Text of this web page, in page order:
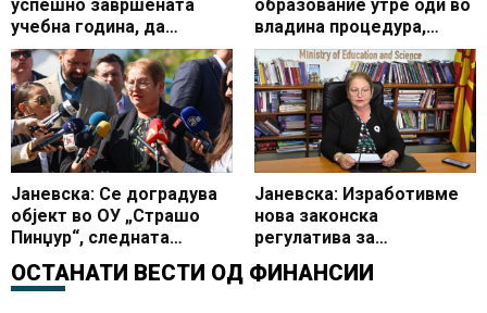
успешно завршената
учебна година, да
продолжиме заедно да
ги спроведуваме
промените за
поквалитетно
образование
образование утре оди во
владина процедура,
завршна средба на МОН
денеска и со
коалицискиот владин
партнер Вреди
Јаневска: Се доградува
објект во ОУ „Страшо
Пинџур“, следната
година се воведува
едносменска настава
Јаневска: Изработивме
нова законска
регулатива за
поквалитетно високо
образование и развој на
ОСТАНАТИ ВЕСТИ ОД ФИНАНСИИ